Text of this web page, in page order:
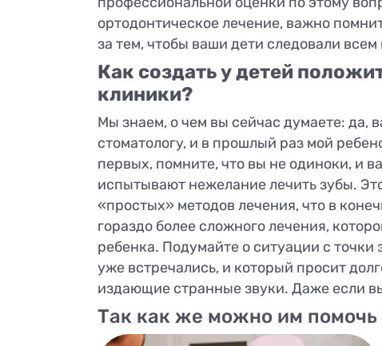
ортодонтическое лечение, важно
за тем, чтобы ваши дети следовали
Как создать у детей
клиники?
Мы знаем, о чем вы сейчас думаете: да,
стоматологу, и в прошлый раз мой
первых, помните, что вы не одиноки, и
испытывают нежелание лечить зубы.
«простых» методов лечения, что в
гораздо более сложного лечения,
ребенка. Подумайте о ситуации с
уже встречались, и который просит
издающие странные звуки. Даже если
Так как же можно им помочь